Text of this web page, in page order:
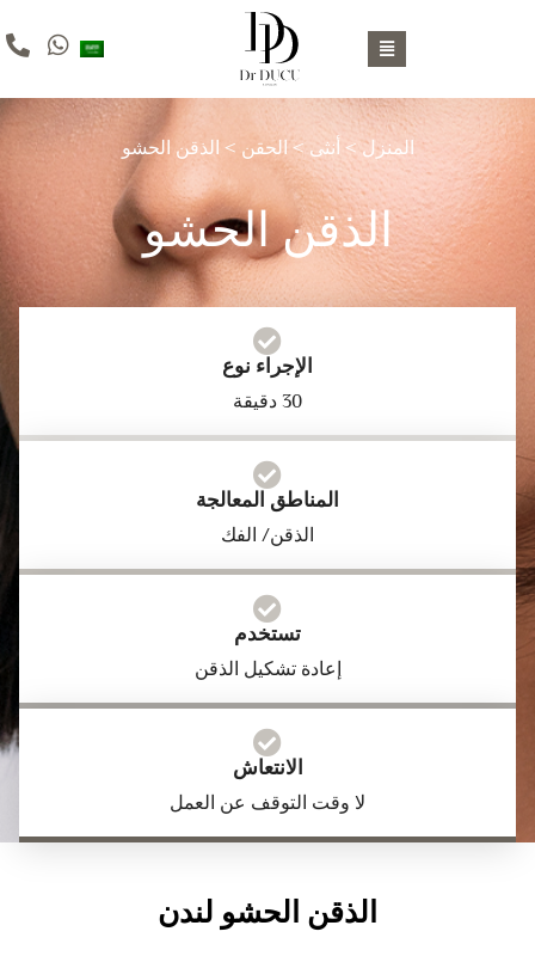
المنزل> أنثى > الحقن > الذقن الحشو
الذقن الحشو
الإجراء نوع
30 دقيقة
المناطق المعالجة
الذقن/ الفك
تستخدم
إعادة تشكيل الذقن
الانتعاش
لا وقت التوقف عن العمل
الذقن الحشو لندن